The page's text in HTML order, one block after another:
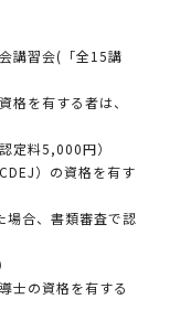
講習会(「全15講
有する者は、
5,000円）
の資格を有す
書類審査で認
資格を有する